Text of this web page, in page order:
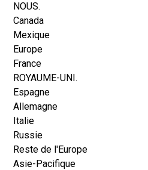
NOUS.
Canada
Mexique
Europe
France
ROYAUME-UNI.
Espagne
Allemagne
Italie
Russie
Reste de l'Europe
Asie-Pacifique